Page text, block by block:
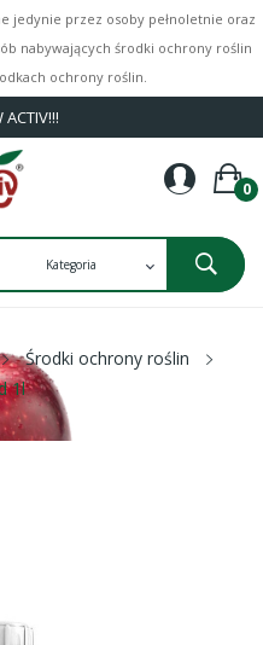
jedynie przez osoby pełnoletnie oraz
nabywających środki ochrony roślin
ochrony roślin.
ACTIV!!!
0
Środki ochrony roślin
1l